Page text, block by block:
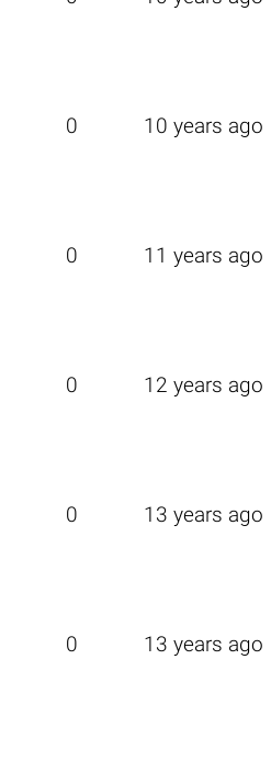
0 10 years ago
0 11 years ago
0 12 years ago
0 13 years ago
0 13 years ago